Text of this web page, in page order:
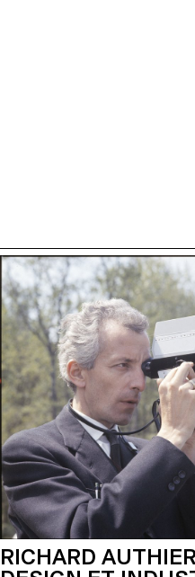
RICHARD